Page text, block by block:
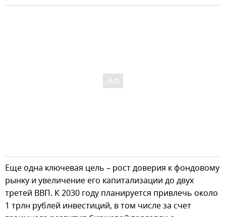
Еще одна ключевая цель – рост доверия к фондовому
рынку и увеличение его капитализации до двух
третей ВВП. К 2030 году планируется привлечь около
1 трлн рублей инвестиций, в том числе за счет